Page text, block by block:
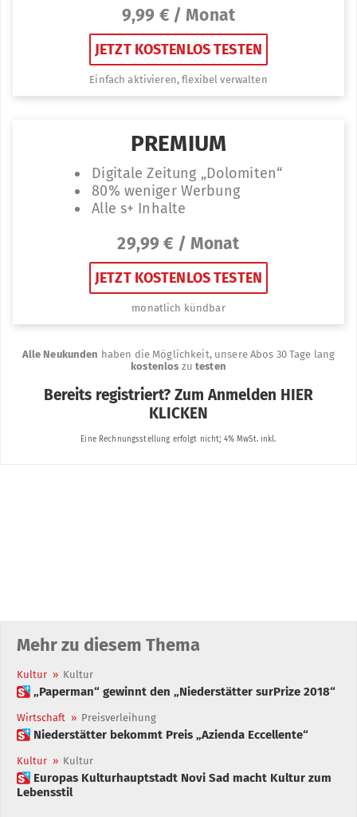
Mehr zu diesem Thema
Kultur » Kultur
 „Paperman“ gewinnt den „Niederstätter surPrize 2018“
Wirtschaft » Preisverleihung
 Niederstätter bekommt Preis „Azienda Eccellente“
Kultur » Kultur
 Europas Kulturhauptstadt Novi Sad macht Kultur zum
Lebensstil